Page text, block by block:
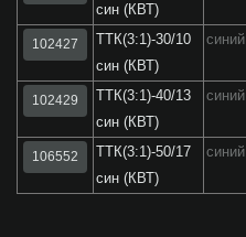
син (КВТ)
102427
ТТК(3:1)-30/10
син (КВТ)
синий
102429
ТТК(3:1)-40/13
син (КВТ)
синий
106552
ТТК(3:1)-50/17
син (КВТ)
синий